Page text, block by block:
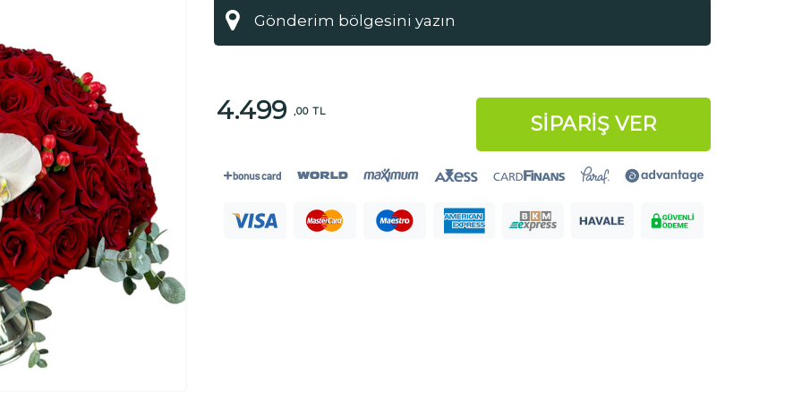
4.499 ,00 TL
SİPARİŞ VER